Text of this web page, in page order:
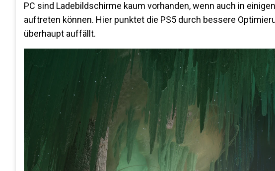
PC sind Ladebildschirme kaum vorhanden, wenn auch in
auftreten können. Hier punktet die PS5 durch bessere
überhaupt auffällt​.